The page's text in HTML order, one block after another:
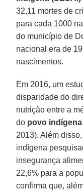
32,11 mortes de
para cada 1000
do município de
nacional era de
nascimentos.
Em 2016, um
disparidade do
nutrição entre a
do povo
2013). Além
indígena
insegurança
22,6% para a
confirma que,